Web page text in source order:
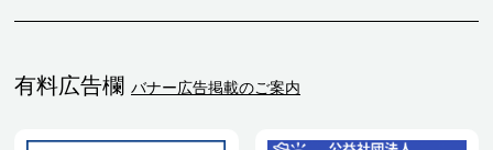
有料広告欄 バナー広告掲載のご案内